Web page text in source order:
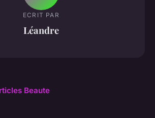
ECRIT PAR
Léandre
Beaute